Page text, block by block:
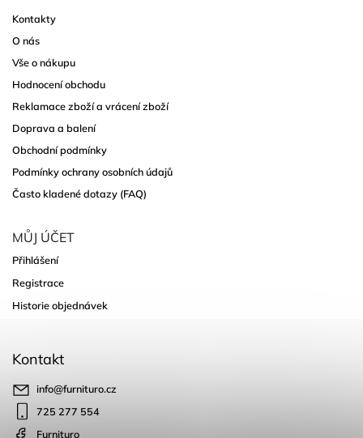
Kontakty
O nás
Vše o nákupu
Hodnocení obchodu
Reklamace zboží a vrácení zboží
Doprava a balení
Obchodní podmínky
Podmínky ochrany osobních údajů
Často kladené dotazy (FAQ)
MŮJ ÚČET
Přihlášení
Registrace
Historie objednávek
Kontakt
info@furnituro.cz
725 277 554
Furnituro